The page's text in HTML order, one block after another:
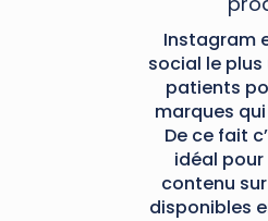
Instagram
social le
patients
marques
De ce fait
idéal
contenu
disponibles